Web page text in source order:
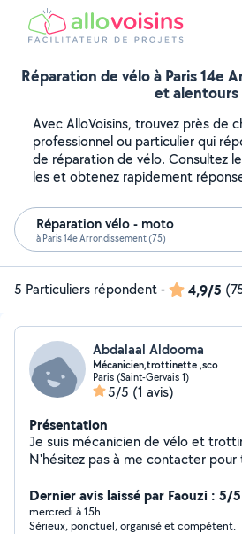
Réparation de vélo à Paris 14e
et alentours
Avec AlloVoisins, trouvez près de
professionnel ou particulier qui
de réparation de vélo. Consultez
les et obtenez rapidement
Réparation vélo - moto
à Paris 14e Arrondissement (75)
5 Particuliers répondent- 4,9/5
Abdalaal Aldooma
Mécanicien,trottinette ,sco
Paris (Saint-Gervais 1)
5/5 (1 avis)
Présentation
Je suis mécanicien de vélo et
N'hésitez pas à me contacter
Dernier avis laissé par Faouzi : 5/5
mercredi à 15h
Sérieux, ponctuel, organisé et compétent.